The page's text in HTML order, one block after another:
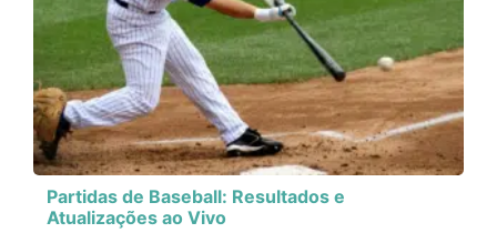
Partidas de Baseball: Resultados e
Atualizações ao Vivo